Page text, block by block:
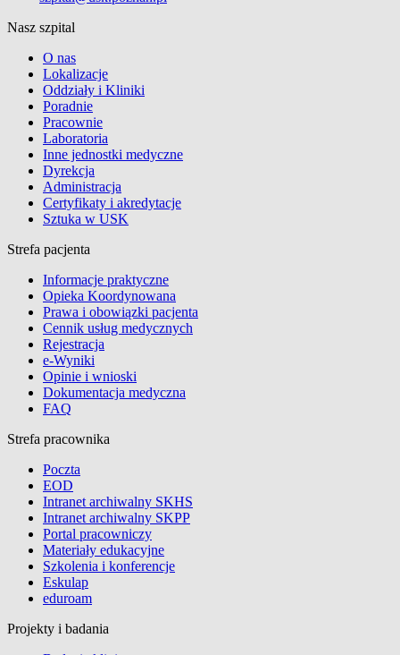
Nasz szpital
O nas
Lokalizacje
Oddziały i Kliniki
Poradnie
Pracownie
Laboratoria
Inne jednostki medyczne
Dyrekcja
Administracja
Certyfikaty i akredytacje
Sztuka w USK
Strefa pacjenta
Informacje praktyczne
Opieka Koordynowana
Prawa i obowiązki pacjenta
Cennik usług medycznych
Rejestracja
e-Wyniki
Opinie i wnioski
Dokumentacja medyczna
FAQ
Strefa pracownika
Poczta
EOD
Intranet archiwalny SKHS
Intranet archiwalny SKPP
Portal pracowniczy
Materiały edukacyjne
Szkolenia i konferencje
Eskulap
eduroam
Projekty i badania